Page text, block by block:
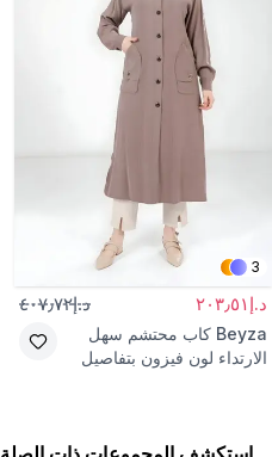
3
د.إ٢٠٣٫٥١ د.إ٤٠٧٫٧٢
Beyza كاب محتشم سهل
الارتداء لون فيزون بتفاصيل